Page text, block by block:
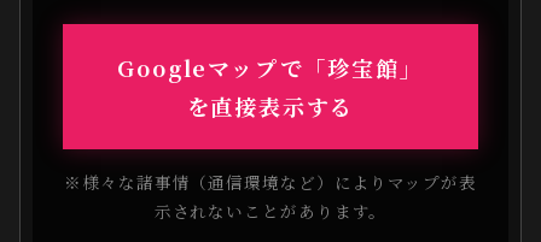
Googleマップで「珍宝館」
を直接表示する
※様々な諸事情（通信環境など）によりマップが表
示されないことがあります。